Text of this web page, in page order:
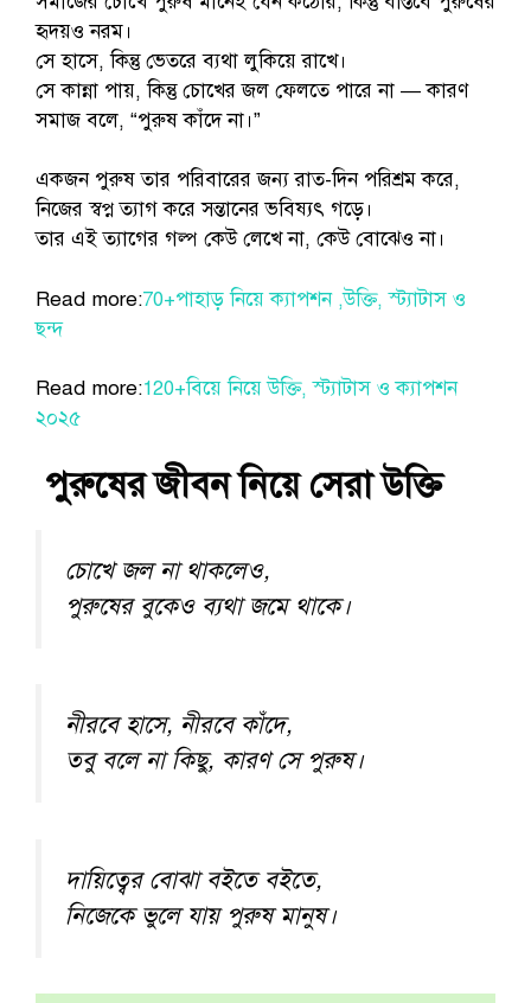
হৃদয়ও নরম।
সে হাসে, কিন্তু ভেতরে ব্যথা লুকিয়ে রাখে।
সে কান্না পায়, কিন্তু চোখের জল ফেলতে পারে না — কারণ
সমাজ বলে, “পুরুষ কাঁদে না।”
একজন পুরুষ তার পরিবারের জন্য রাত-দিন পরিশ্রম করে,
নিজের স্বপ্ন ত্যাগ করে সন্তানের ভবিষ্যৎ গড়ে।
তার এই ত্যাগের গল্প কেউ লেখে না, কেউ বোঝেও না।
Read more:70+পাহাড় নিয়ে ক্যাপশন ,উক্তি, স্ট্যাটাস ও
ছন্দ
Read more:120+বিয়ে নিয়ে উক্তি, স্ট্যাটাস ও ক্যাপশন
২০২৫
পুরুষের জীবন নিয়ে সেরা উক্তি
চোখে জল না থাকলেও,
পুরুষের বুকেও ব্যথা জমে থাকে।
নীরবে হাসে, নীরবে কাঁদে,
তবু বলে না কিছু, কারণ সে পুরুষ।
দায়িত্বের বোঝা বইতে বইতে,
নিজেকে ভুলে যায় পুরুষ মানুষ।